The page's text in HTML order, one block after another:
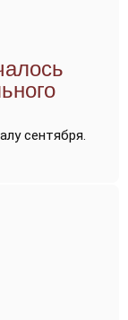
сентября.